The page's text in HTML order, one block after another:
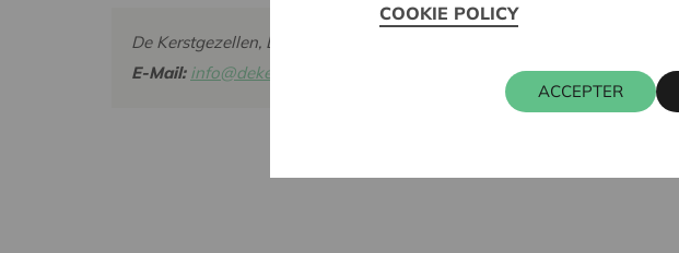
De Kerstgezellen, Lode Vleeshouwerslaan 57, 2900 SCHOTEN
E-Mail: info@dekerstgezellen.be
COOKIE POLICY
ACCEPTER